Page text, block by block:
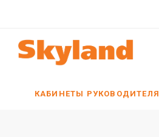
КАБИНЕТЫ РУКОВОДИТЕЛЯ